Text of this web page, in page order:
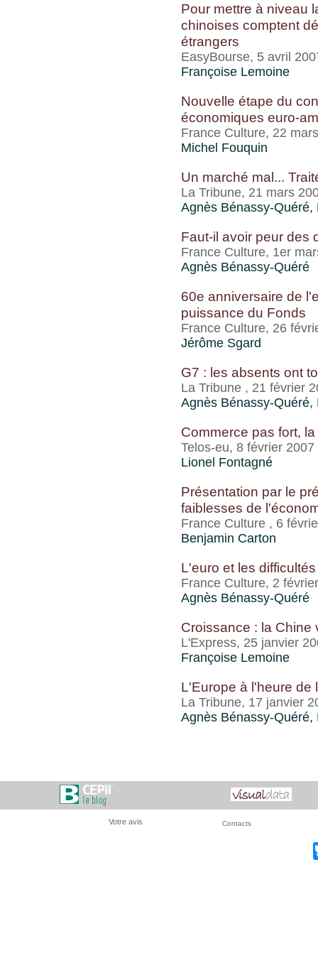
Pour mettre à niveau
chinoises comptent
étrangers
EasyBourse, 5 avril
Françoise Lemoine
Nouvelle étape du
économiques euro-
France Culture, 22
Michel Fouquin
Un marché mal...
La Tribune, 21 mars
Agnès Bénassy-Quéré,
Faut-il avoir peur des
France Culture, 1er
Agnès Bénassy-Quéré
60e anniversaire de
puissance du Fonds
France Culture, 26
Jérôme Sgard
G7 : les absents ont
La Tribune , 21 février
Agnès Bénassy-Quéré,
Commerce pas fort,
Telos-eu, 8 février 2007
Lionel Fontagné
Présentation par le
faiblesses de
France Culture , 6
Benjamin Carton
L'euro et les
France Culture, 2
Agnès Bénassy-Quéré
Croissance : la Chine
L'Express, 25 janvier
Françoise Lemoine
L'Europe à l'heure de
La Tribune, 17 janvier
Agnès Bénassy-Quéré,
Votre avis Contacts